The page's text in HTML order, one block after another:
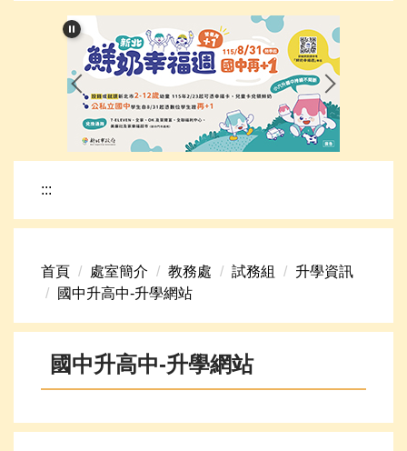
最新消息
處室簡介
榮譽事項
下載專區
網路資源
新生專區
學校組織
:::
首頁 處室簡介 教務處 試務組
升學資訊
國中升高中-升學網站
國中升高中-升學網站